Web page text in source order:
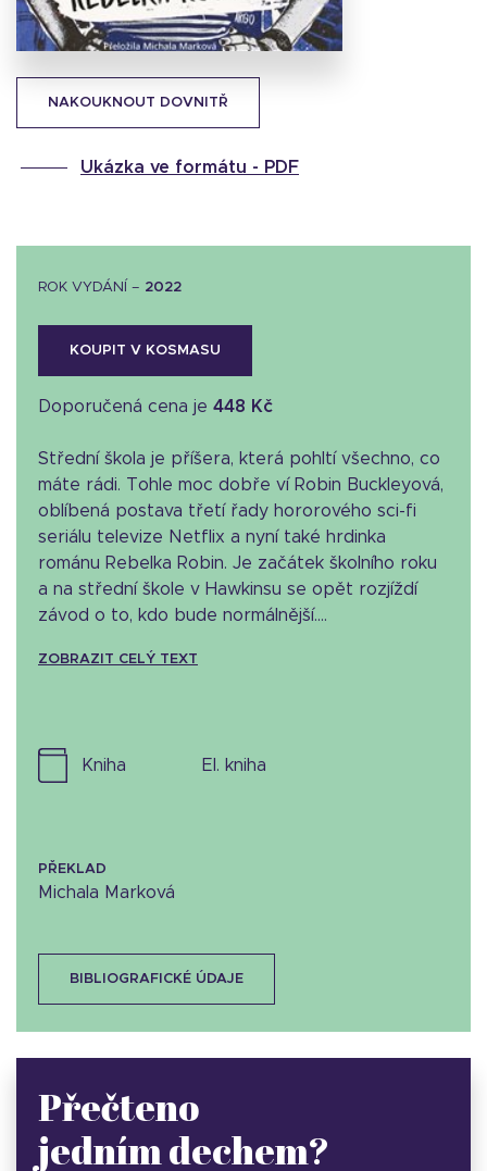
NAKOUKNOUT DOVNITŘ
Ukázka ve formátu - PDF
ROK VYDÁNÍ – 2022
KOUPIT V KOSMASU
Doporučená cena je 448 Kč
Střední škola je příšera, která pohltí všechno, co
máte rádi. Tohle moc dobře ví Robin Buckleyová,
oblíbená postava třetí řady hororového sci-fi
seriálu televize Netflix a nyní také hrdinka
románu Rebelka Robin. Je začátek školního roku
a na střední škole v Hawkinsu se opět rozjíždí
závod o to, kdo bude normálnější....
ZOBRAZIT CELÝ TEXT
kniha el. kniha
PŘEKLAD
Michala Marková
BIBLIOGRAFICKÉ ÚDAJE
Přečteno
jedním dechem?